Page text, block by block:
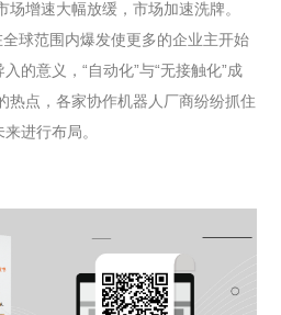
场增速大幅放缓，市场加速洗牌。
球范围内爆发使更多的企业主开始
的意义，“自动化”与“无接触化”成
热点，各家协作机器人厂商纷纷抓住
进行布局。